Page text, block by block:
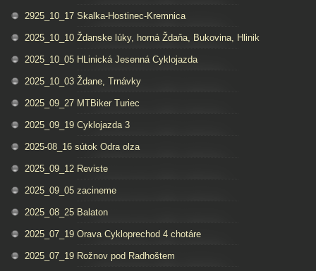
2925_10_17 Skalka-Hostinec-Kremnica
2025_10_10 Ždanske lúky, horná Ždaňa, Bukovina, Hlinik
2025_10_05 HLinická Jesenná Cyklojazda
2025_10_03 Ždane, Trnávky
2025_09_27 MTBiker Turiec
2025_09_19 Cyklojazda 3
2025-08_16 sútok Odra olza
2025_09_12 Reviste
2025_09_05 zacineme
2025_08_25 Balaton
2025_07_19 Orava Cykloprechod 4 chotáre
2025_07_19 Rožnov pod Radhoštem